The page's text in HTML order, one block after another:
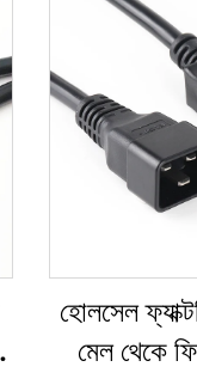
হোলসেল
মেল থেকে